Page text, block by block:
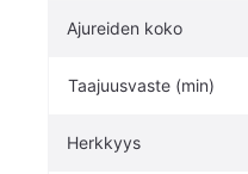
Ajureiden koko
Taajuusvaste (min)
Herkkyys